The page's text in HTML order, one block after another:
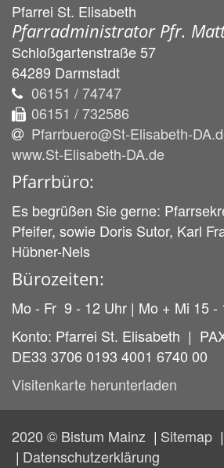
Pfarrei St. Elisabeth
Pfarradministrator Pfr.
Schloßgartenstraße 57
64289 Darmstadt
06151 / 74747
06151 / 732586
Pfarrbuero@St-Elisabeth-
www.St-Elisabeth-DA.de
Pfarrbüro:
Es begrüßen Sie gerne:
Pfeifer, sowie Doris Sutor, Karl
Hübner-Nels
Bürozeiten:
Mo - Fr 9 - 12 Uhr | Mo + Mi 15 -
Konto: Pfarrei St. Elisabeth |
DE33 3706 0193 4001 6740 00
Visitenkarte herunterladen
2020 © Bistum Mainz Sitemap
Datenschutzerklärung